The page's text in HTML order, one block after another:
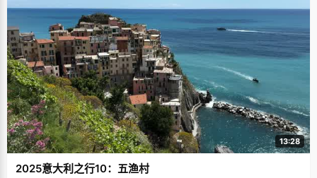
13:28
2025意大利之行10：五渔村